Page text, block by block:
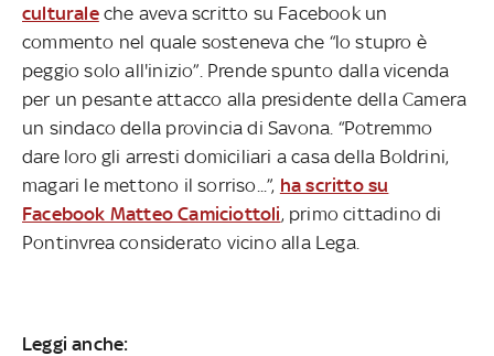
culturaleche aveva scritto su Facebook un
commento nel quale sosteneva che “lo stupro è
peggio solo all'inizio”. Prende spunto dalla vicenda
per un pesante attacco alla presidente della Camera
un sindaco della provincia di Savona. “Potremmo
dare loro gli arresti domiciliari a casa della Boldrini,
magari le mettono il sorriso...”, ha scritto su
Facebook Matteo Camiciottoli, primo cittadino di
Pontinvrea considerato vicino alla Lega.
Leggi anche: